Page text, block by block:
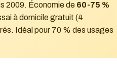
2009. Économie de 60-75 %
à domicile gratuit (4
Idéal pour 70 % des usages